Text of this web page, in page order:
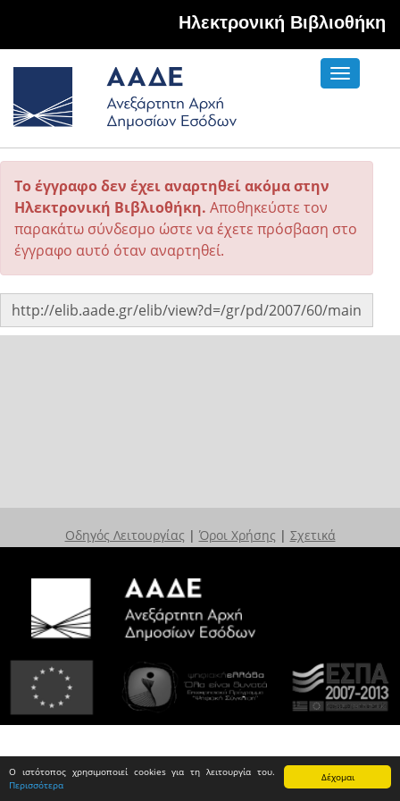
Δέχομαι
Ο ιστότοπος χρησιμοποιεί cookies για τη λειτουργία του.
Περισσότερα
Hλεκτρονική Βιβλιοθήκη
Toggle
Το έγγραφο δεν έχει αναρτηθεί ακόμα στην
Ηλεκτρονική Βιβλιοθήκη. Αποθηκεύστε τον
παρακάτω σύνδεσμο ώστε να έχετε πρόσβαση στο
έγγραφο αυτό όταν αναρτηθεί.
Οδηγός Λειτουργίας | Όροι Χρήσης | Σχετικά